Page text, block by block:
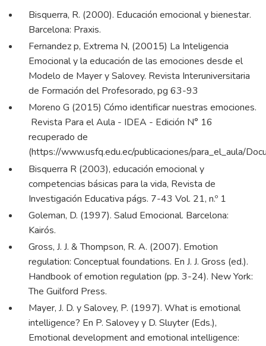
Bisquerra, R. (2000). Educación emocional y bienestar.
Barcelona: Praxis.
Fernandez p, Extrema N, (20015) La Inteligencia
Emocional y la educación de las emociones desde el
Modelo de Mayer y Salovey. Revista Interuniversitaria
de Formación del Profesorado, pg 63-93
Moreno G (2015) Cómo identificar nuestras emociones.
Revista Para el Aula - IDEA - Edición N° 16
recuperado de
(https://www.usfq.edu.ec/publicaciones/para_el_aula/
Bisquerra R (2003), educación emocional y
competencias básicas para la vida, Revista de
Investigación Educativa págs. 7-43 Vol. 21, n.º 1
Goleman, D. (1997). Salud Emocional. Barcelona:
Kairós.
Gross, J. J. & Thompson, R. A. (2007). Emotion
regulation: Conceptual foundations. En J. J. Gross (ed.).
Handbook of emotion regulation (pp. 3-24). New York:
The Guilford Press.
Mayer, J. D. y Salovey, P. (1997). What is emotional
intelligence? En P. Salovey y D. Sluyter (Eds.),
Emotional development and emotional intelligence: